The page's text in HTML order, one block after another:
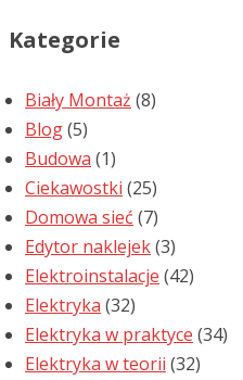
Kategorie
Biały Montaż (8)
Blog(5)
Budowa (1)
Ciekawostki (25)
Domowa sieć (7)
Edytor naklejek(3)
Elektroinstalacje (42)
Elektryka (32)
Elektryka w praktyce (34)
Elektryka w teorii (32)